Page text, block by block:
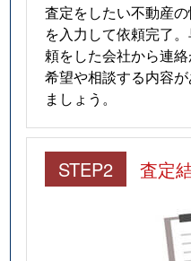
査定をしたい不動産
を入力して依頼完了
頼をした会社から連絡
希望や相談する内容
ましょう。
STEP2 査定